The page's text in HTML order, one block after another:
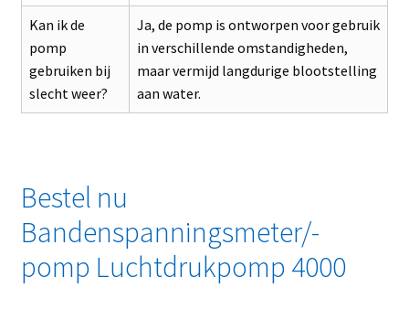
Kan ik de
pomp
gebruiken bij
slecht weer?
Ja, de pomp is ontworpen voor gebruik
in verschillende omstandigheden,
maar vermijd langdurige blootstelling
aan water.
Bestel nu
Bandenspanningsmeter/-
pomp Luchtdrukpomp 4000